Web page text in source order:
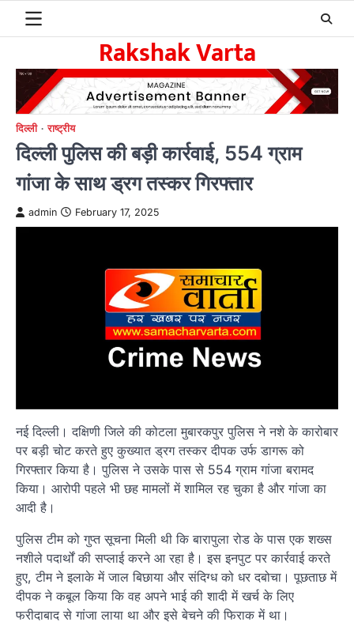
Rakshak Varta
दिल्ली राष्ट्रीय
दिल्ली पुलिस की बड़ी कार्रवाई, 554 ग्राम
गांजा के साथ ड्रग तस्कर गिरफ्तार
admin February 17, 2025
नई दिल्ली। दक्षिणी जिले की कोटला मुबारकपुर पुलिस ने नशे के कारोबार
पर बड़ी चोट करते हुए कुख्यात ड्रग तस्कर दीपक उर्फ डागरू को
गिरफ्तार किया है। पुलिस ने उसके पास से 554 ग्राम गांजा बरामद
किया। आरोपी पहले भी छह मामलों में शामिल रह चुका है और गांजा का
आदी है।
पुलिस टीम को गुप्त सूचना मिली थी कि बारापुला रोड के पास एक शख्स
नशीले पदार्थों की सप्लाई करने आ रहा है। इस इनपुट पर कार्रवाई करते
हुए, टीम ने इलाके में जाल बिछाया और संदिग्ध को धर दबोचा। पूछताछ में
दीपक ने कबूल किया कि वह अपने भाई की शादी में खर्च के लिए
फरीदाबाद से गांजा लाया था और इसे बेचने की फिराक में था।